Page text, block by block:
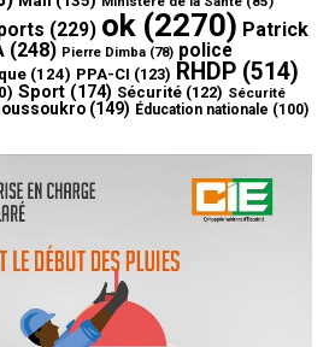
(229) ok(2270) Patrick
(248) Pierre Dimba(78) police
(124) PPA-CI (123) RHDP(514)
Sport(174) Sécurité(122) Sécurité
(149) Éducation nationale (100)